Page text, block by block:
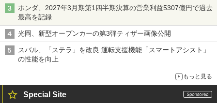
ホンダ、2027年3月期第1四半期決算の営業利益5307億円で過去
最高を記録
光岡、新型オープンカーの第3弾ティザー画像公開
スバル、「ステラ」を改良 運転支援機能「スマートアシスト」
の性能を向上
もっと見る
Special Site